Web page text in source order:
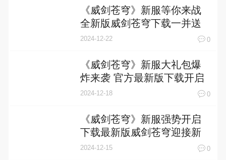
《威剑苍穹》新服等你来战
全新版威剑苍穹下载一并送
上
2024-12-22 0
《威剑苍穹》新服大礼包爆
炸来袭 官方最新版下载开启
2024-12-18 0
《威剑苍穹》新服强势开启
下载最新版威剑苍穹迎接新
征程
2024-12-15 0